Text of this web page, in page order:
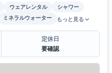
ウェアレンタル
シャワー
ミネラルウォーター もっと見る
定休日
要確認